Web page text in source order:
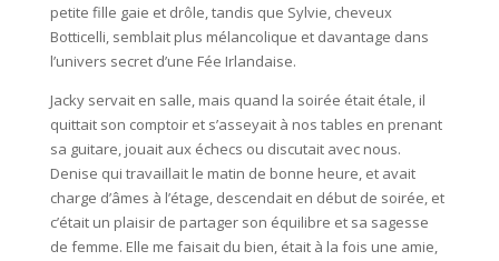
petite fille gaie et drôle, tandis que Sylvie, cheveux
Botticelli, semblait plus mélancolique et davantage dans
l’univers secret d’une Fée Irlandaise.
Jacky servait en salle, mais quand la soirée était étale, il
quittait son comptoir et s’asseyait à nos tables en prenant
sa guitare, jouait aux échecs ou discutait avec nous.
Denise qui travaillait le matin de bonne heure, et avait
charge d’âmes à l’étage, descendait en début de soirée, et
c’était un plaisir de partager son équilibre et sa sagesse
de femme. Elle me faisait du bien, était à la fois une amie,